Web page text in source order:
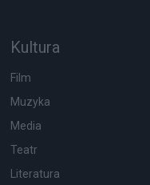
Kultura
Film
Muzyka
Media
Teatr
Literatura